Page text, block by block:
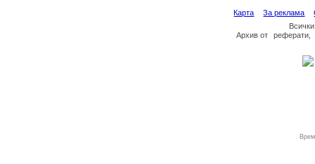
Карта За реклама
Архив от реферати